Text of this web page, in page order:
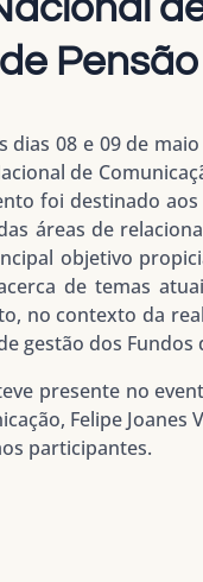
Pensão
dias 08 e 09 de
de
foi destinado
áreas de
objetivo
de temas
no contexto da
gestão dos Fundos
presente no
Felipe
participantes.